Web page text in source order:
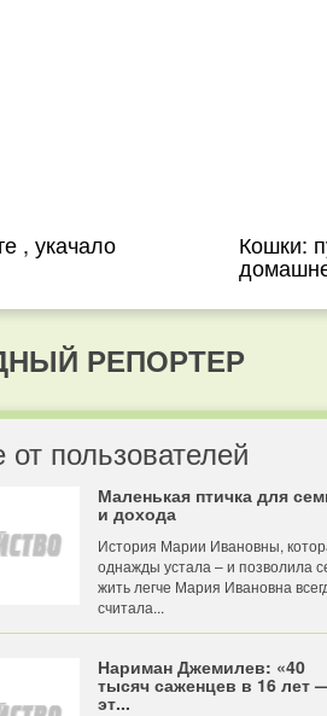
, укачало Кошки:
РЕПОРТЕР
от пользователей
Маленькая птичка для
и дохода
История Марии Ивановны,
однажды устала – и позволила
жить легче Мария Ивановна
считала...
Нариман Джемилев: «40
тысяч саженцев в 16 лет
эт...